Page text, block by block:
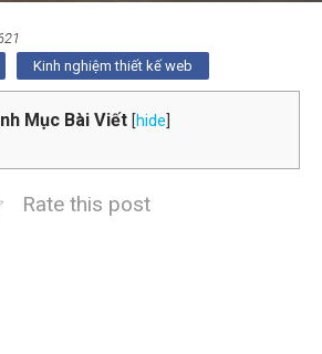
Kinh nghiệm thiết kế web
Mục Bài Viết [hide
Rate this post